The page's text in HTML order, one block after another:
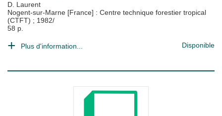
D. Laurent
Nogent-sur-Marne [France] : Centre technique forestier tropical
(CTFT) ; 1982/
58 p.
Plus d'information... Disponible